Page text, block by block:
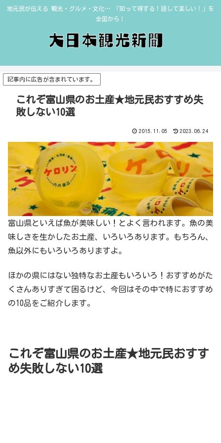
地元民が伝える 観光・グルメ・文化… 「知って得する！話して楽しい！」を
全国から！
記事内に広告が含まれています。
これぞ富山県のお土産★地元民おすすめ失
敗しない10選
2015.11.05 2023.06.24
富山県といえば魚が美味しい！とよく言われます。魚の美
味しさを生かしたお土産、いろいろあります。もちろん、
魚以外にもいろいろありますよ。
ほかの県にはない独特なお土産もいろいろ！おすすめがた
くさんありすぎて困るけど、今回はその中で特におすすめ
の10品をご紹介します。
これぞ富山県のお土産★地元民おすす
め失敗しない10選